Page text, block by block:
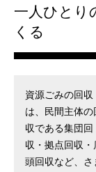
一人ひとり
くる
資源ごみの回収
は、民間主体の
収である集団回
収・拠点回収・
頭回収など、さ